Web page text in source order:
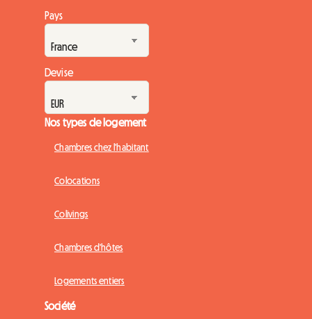
Pays
Devise
Nos types de logement
Chambres chez l'habitant
Colocations
Colivings
Chambres d'hôtes
Logements entiers
Société